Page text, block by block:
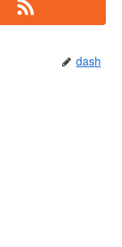
dash